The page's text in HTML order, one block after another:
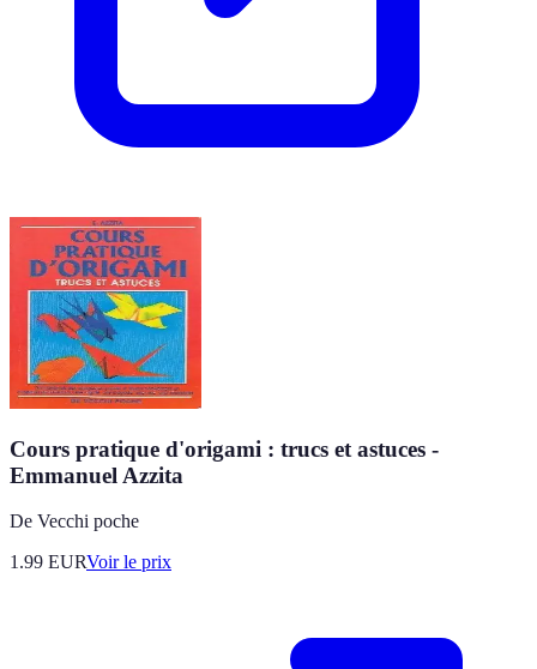
Cours pratique d'origami : trucs et astuces -
Emmanuel Azzita
De Vecchi poche
1.99 EURVoir le prix